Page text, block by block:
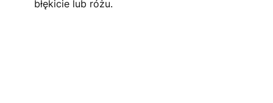
błękicie lub różu.